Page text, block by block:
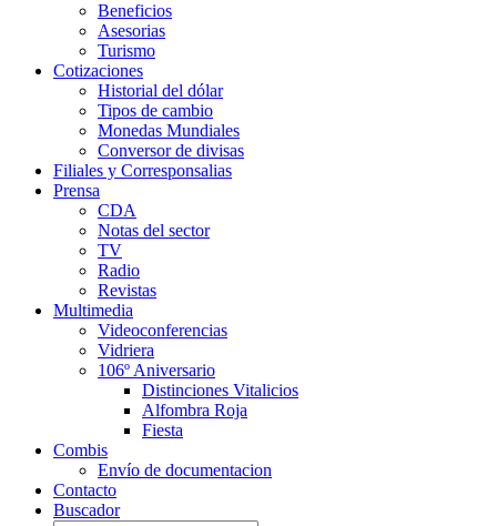
Beneficios
Asesorias
Turismo
Cotizaciones
Historial del dólar
Tipos de cambio
Monedas Mundiales
Conversor de divisas
Filiales y Corresponsalias
Prensa
CDA
Notas del sector
TV
Radio
Revistas
Multimedia
Videoconferencias
Vidriera
106º Aniversario
Distinciones Vitalicios
Alfombra Roja
Fiesta
Combis
Envío de documentacion
Contacto
Buscador